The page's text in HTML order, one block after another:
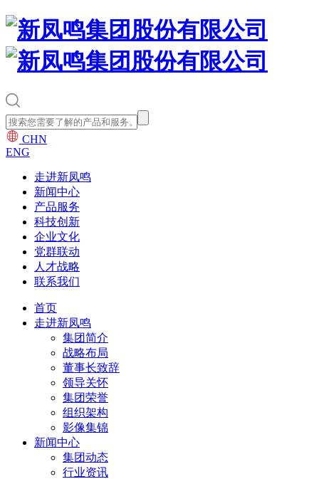
CHN
ENG
走进新凤鸣
新闻中心
产品服务
科技创新
企业文化
党群联动
人才战略
联系我们
首页
走进新凤鸣
集团简介
战略布局
董事长致辞
领导关怀
集团荣誉
组织架构
影像集锦
新闻中心
集团动态
行业资讯